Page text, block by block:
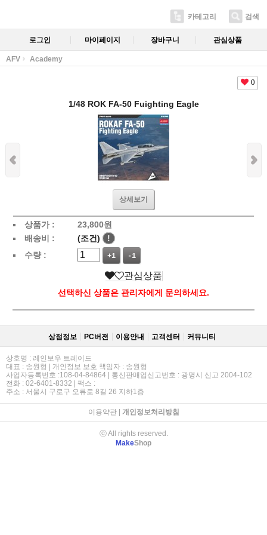
카테고리 검색
로그인 마이페이지 장바구니 관심상품
AFV Academy
0
1/48 ROK FA-50 Fuighting Eagle
상세보기
상품가 : 23,800원
배송비 :
(조건)
!
수량 :
+1 -1
관심상품
선택하신 상품은 관리자에게 문의하세요.
상점정보 PC버젼 이용안내 고객센터 커뮤니티
상호명 : 레인보우 트레이드
대표 : 송원형 | 개인정보 보호 책임자 : 송원형
사업자등록번호 :108-04-84864 | 통신판매업신고번호 : 광명시 신고 2004-102
전화 : 02-6401-8332 | 팩스 :
주소 : 서울시 구로구 오류로 8길 26 지하1층
이용약관| 개인정보처리방침
ⓒ All rights reserved.
MakeShop